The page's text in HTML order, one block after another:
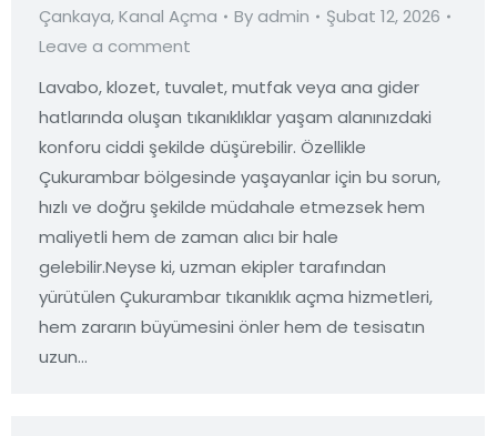
Çankaya,Kanal Açma By admin
Şubat 12, 2026
Leave a comment
Lavabo, klozet, tuvalet, mutfak veya ana gider
hatlarında oluşan tıkanıklıklar yaşam alanınızdaki
konforu ciddi şekilde düşürebilir. Özellikle
Çukurambar bölgesinde yaşayanlar için bu sorun,
hızlı ve doğru şekilde müdahale etmezsek hem
maliyetli hem de zaman alıcı bir hale
gelebilir.Neyse ki, uzman ekipler tarafından
yürütülen Çukurambar tıkanıklık açma hizmetleri,
hem zararın büyümesini önler hem de tesisatın
uzun…